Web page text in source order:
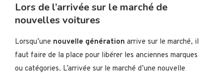
Lors de l’arrivée sur le marché de
nouvelles voitures
Lorsqu’une nouvelle génération arrive sur le marché, il
faut faire de la place pour libérer les anciennes marques
ou catégories. L’arrivée sur le marché d’une nouvelle